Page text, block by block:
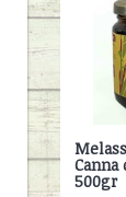
Canna
500gr